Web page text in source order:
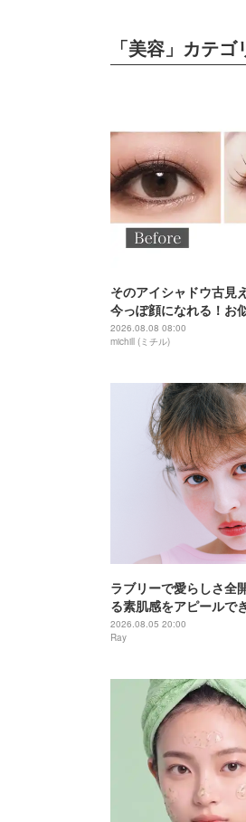
「美容」カテ
そのアイシャドウ古見
今っぽ顔になれる！お
選び方＆塗り方
2026.08.08 08:00
michill (ミチル)
ラブリーで愛らしさ全
る素肌感をアピールで
face】の作り方
2026.08.05 20:00
Ray